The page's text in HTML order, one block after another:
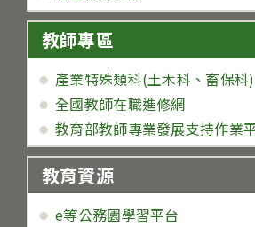
教師專區
產業特殊類科(土木科、畜保科
全國教師在職進修網
教育部教師專業發展支持作業
教育資源
e等公務園學習平台